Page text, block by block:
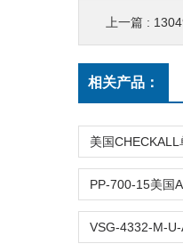
上一篇 :
相关产品：